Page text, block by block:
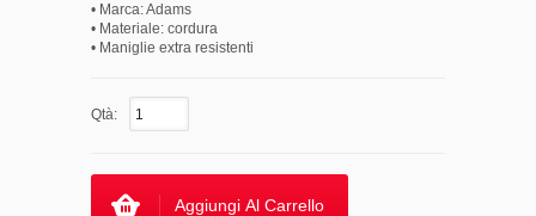
• Marca: Adams
• Materiale: cordura
• Maniglie extra resistenti
Qtà:
Aggiungi Al Carrello